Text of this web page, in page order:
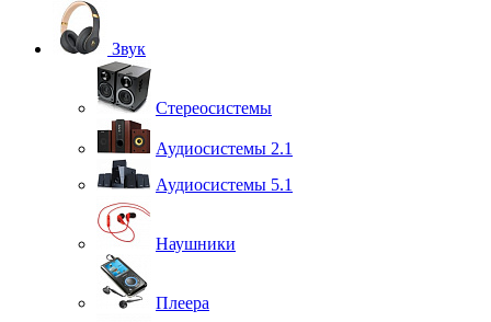
Звук
Стереосистемы
Аудиосистемы 2.1
Аудиосистемы 5.1
Наушники
Плеера